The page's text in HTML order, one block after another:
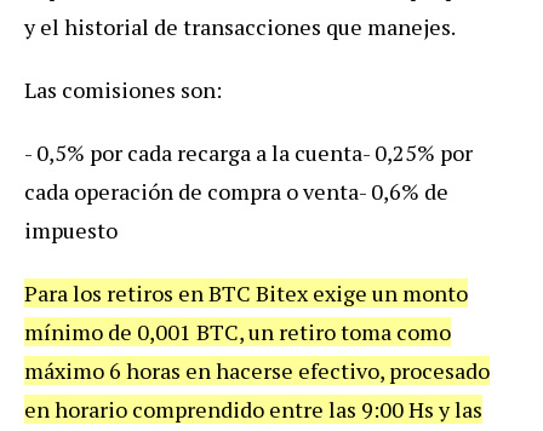
y el historial de transacciones que manejes.
Las comisiones son:
- 0,5% por cada recarga a la cuenta- 0,25% por
cada operación de compra o venta- 0,6% de
impuesto
Para los retiros en BTC Bitex exige un monto
mínimo de 0,001 BTC, un retiro toma como
máximo 6 horas en hacerse efectivo, procesado
en horario comprendido entre las 9:00 Hs y las